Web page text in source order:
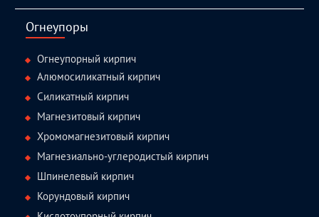
Огнеупоры
Огнеупорный кирпич
Алюмосиликатный кирпич
Силикатный кирпич
Магнезитовый кирпич
Хромомагнезитовый кирпич
Магнезиально-углеродистый кирпич
Шпинелевый кирпич
Корундовый кирпич